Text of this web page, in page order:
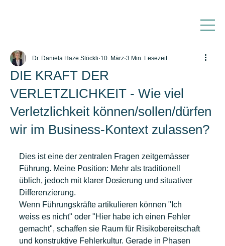
DIE KRAFT DER
VERLETZLICHKEIT - Wie viel
Verletzlichkeit können/sollen/dürfen
wir im Business-Kontext zulassen?
Dr. Daniela Haze Stöckli 10. März 3 Min. Lesezeit
Dies ist eine der zentralen Fragen zeitgemässer
Führung. Meine Position: Mehr als traditionell
üblich, jedoch mit klarer Dosierung und situativer
Differenzierung.
Wenn Führungskräfte artikulieren können "Ich
weiss es nicht" oder "Hier habe ich einen Fehler
gemacht", schaffen sie Raum für Risikobereitschaft
und konstruktive Fehlerkultur. Gerade in Phasen